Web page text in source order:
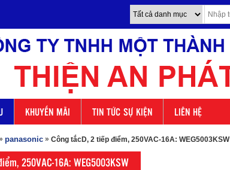
KHUYẾN MÃI TIN TỨC SỰ KIỆN LIÊN HỆ
panasonic » Công tắcD, 2 tiếp điểm, 250VAC-16A: WEG5003KSW
250VAC-16A: WEG5003KSW